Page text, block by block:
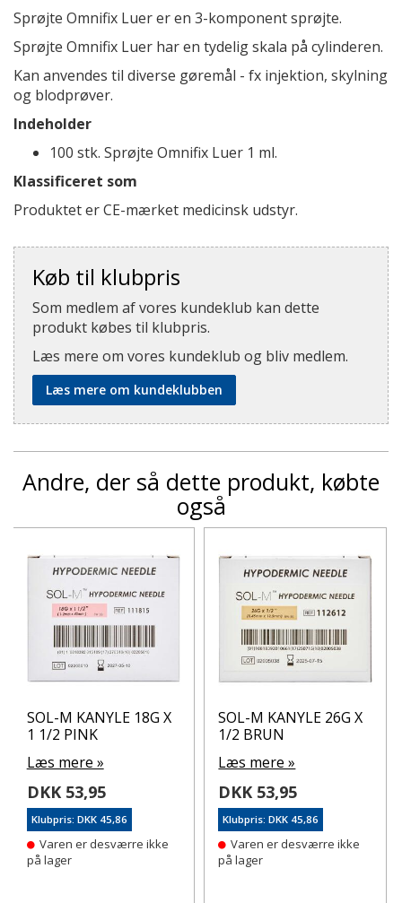
Sprøjte Omnifix Luer er en 3-komponent sprøjte.
Sprøjte Omnifix Luer har en tydelig skala på cylinderen.
Kan anvendes til diverse gøremål - fx injektion, skylning
og blodprøver.
Indeholder
100 stk. Sprøjte Omnifix Luer 1 ml.
Klassificeret som
Produktet er CE-mærket medicinsk udstyr.
Køb til klubpris
Som medlem af vores kundeklub kan dette
produkt købes til klubpris.
Læs mere om vores kundeklub og bliv medlem.
Læs mere om kundeklubben
Andre, der så dette produkt, købte
også
SOL-M KANYLE 18G X
1 1/2 PINK
Læs mere »
DKK 53,95
Klubpris: DKK 45,86
Varen er desværre ikke
på lager
SOL-M KANYLE 26G X
1/2 BRUN
Læs mere »
DKK 53,95
Klubpris: DKK 45,86
Varen er desværre ikke
på lager